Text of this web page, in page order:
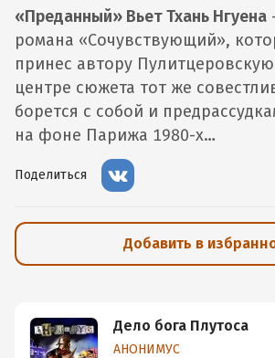
«Преданный» Вьет Тхань Нгуена
романа «Сочувствующий»,
принес автору
центре сюжета тот же
борется с собой и
на фоне Парижа 1980-х…
Поделиться
Добавить в
Дело бога Плутоса
АНОНИМУС